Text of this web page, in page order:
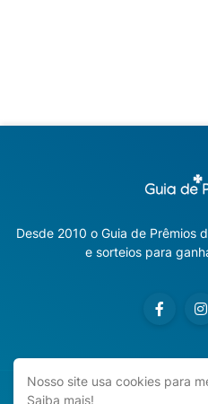
Desde 2010 o Guia de Prêmios
e sorteios para
Nosso site usa cookies para
Saiba mais!